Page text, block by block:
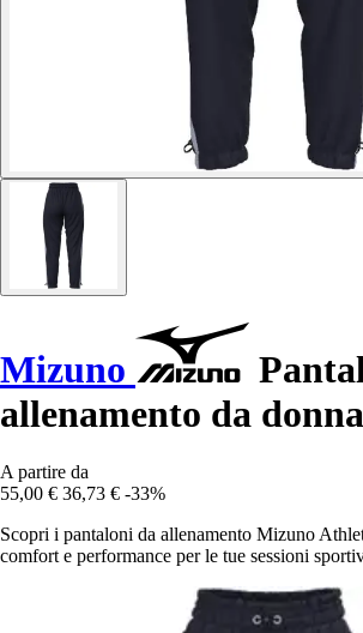
Mizuno
allenamento da
A partire da
55,00 € 36,73 € -33%
Scopri i pantaloni da allenamento Mizuno
comfort e performance per le tue sessioni